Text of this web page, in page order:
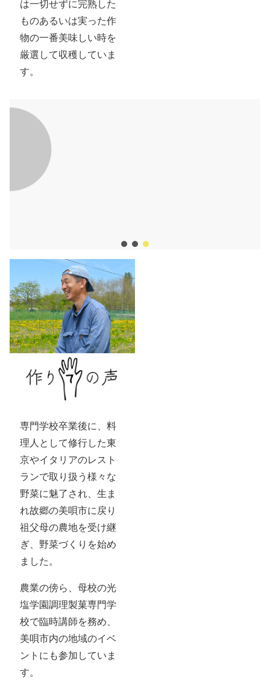
は一切せずに完熟した
ものあるいは実った作
物の一番美味しい時を
厳選して収穫していま
す。
専門学校卒業後に、料
理人として修行した東
京やイタリアのレスト
ランで取り扱う様々な
野菜に魅了され、生ま
れ故郷の美唄市に戻り
祖父母の農地を受け継
ぎ、野菜づくりを始め
ました。
農業の傍ら、母校の光
塩学園調理製菓専門学
校で臨時講師を務め、
美唄市内の地域のイベ
ントにも参加していま
す。